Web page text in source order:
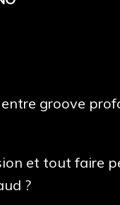
groove
et tout faire
?